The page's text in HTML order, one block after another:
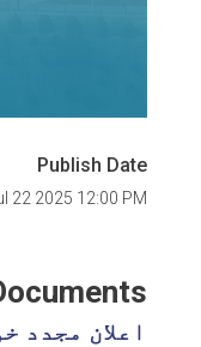
Publish Date
22 2025 12:00 PM
اعلان مجدد خوشنویس بست